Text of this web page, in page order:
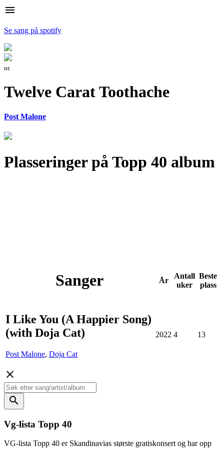
menu
Se sang på spotify
nr.
Twelve Carat Toothache
Post Malone
Plasseringer på Topp 40 album
Sanger År
Antall
uker
Beste
plass
I Like You (A Happier Song)
(with Doja Cat)
Post Malone, Doja Cat
2022 4 13
close
search
Vg-lista Topp 40
VG-lista Topp 40 er Skandinavias største gratiskonsert og har opp